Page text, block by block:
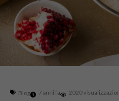
Blog 7 anni fa 2020